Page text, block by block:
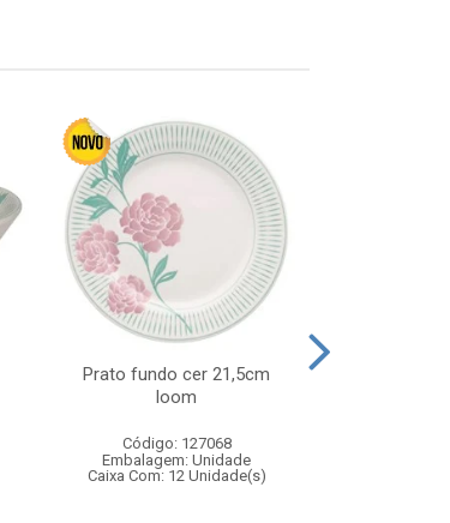
Prato fundo cer 21,5cm
loom
Código: 127068
Embalagem: Unidade
Caixa Com: 12 Unidade(s)